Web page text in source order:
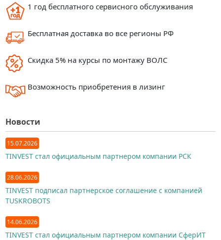
1 год бесплатного сервисного обслуживания
Бесплатная доставка во все регионы РФ
Скидка 5% на курсы по монтажу ВОЛС
Возможность приобретения в лизинг
Новости
15.07.2026
TINVEST стал официальным партнером компании РСК
28.06.2026
TINVEST подписал партнерское соглашение с компанией
TUSKROBOTS
14.06.2026
TINVEST стал официальным партнером компании СферИТ